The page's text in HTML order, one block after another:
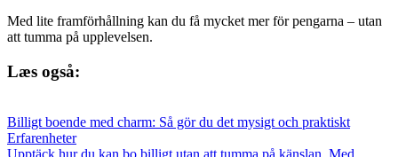
Med lite framförhållning kan du få mycket mer för pengarna – utan
att tumma på upplevelsen.
Læs også:
Billigt boende med charm: Så gör du det mysigt och praktiskt
Erfarenheter
Upptäck hur du kan bo billigt utan att tumma på känslan. Med